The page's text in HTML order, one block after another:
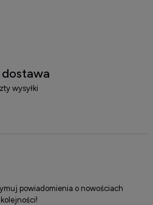
wysyłki
powiadomienia o nowościach